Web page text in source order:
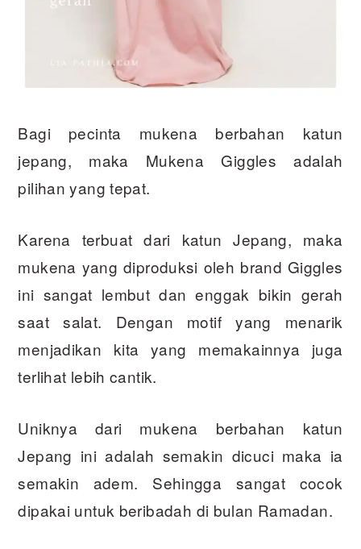
Bagi pecinta mukena berbahan katun
jepang, maka Mukena Giggles adalah
pilihan yang tepat.
Karena terbuat dari katun Jepang, maka
mukena yang diproduksi oleh brand Giggles
ini sangat lembut dan enggak bikin gerah
saat salat. Dengan motif yang menarik
menjadikan kita yang memakainnya juga
terlihat lebih cantik.
Uniknya dari mukena berbahan katun
Jepang ini adalah semakin dicuci maka ia
semakin adem. Sehingga sangat cocok
dipakai untuk beribadah di bulan Ramadan.